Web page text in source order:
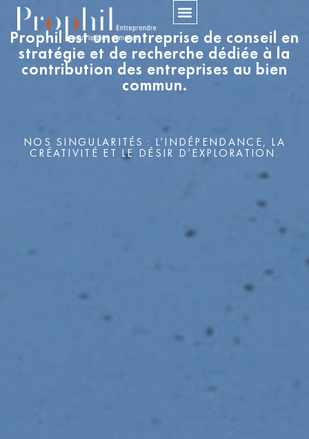
Prophil est une entreprise de conseil en
stratégie et de recherche dédiée à la
contribution des entreprises au bien
commun.
NOS SINGULARITÉS : L’INDÉPENDANCE, LA
CRÉATIVITÉ ET LE DÉSIR D’EXPLORATION.